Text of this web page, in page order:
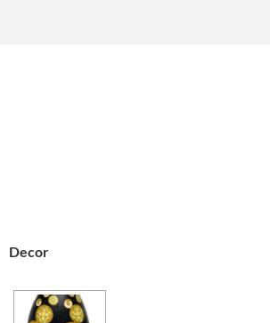
Decor